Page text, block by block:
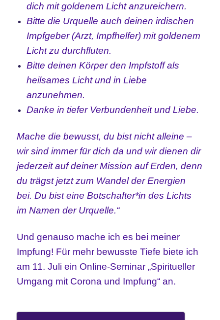
dich mit goldenem Licht anzureichern.
Bitte die Urquelle auch deinen irdischen
Impfgeber (Arzt, Impfhelfer) mit goldenem
Licht zu durchfluten.
Bitte deinen Körper den Impfstoff als
heilsames Licht und in Liebe
anzunehmen.
Danke in tiefer Verbundenheit und Liebe.
Mache die bewusst, du bist nicht alleine –
wir sind immer für dich da und wir dienen dir
jederzeit auf deiner Mission auf Erden, denn
du trägst jetzt zum Wandel der Energien
bei. Du bist eine Botschafter*in des Lichts
im Namen der Urquelle.“
Und genauso mache ich es bei meiner
Impfung! Für mehr bewusste Tiefe biete ich
am 11. Juli ein Online-Seminar „Spiritueller
Umgang mit Corona und Impfung“ an.